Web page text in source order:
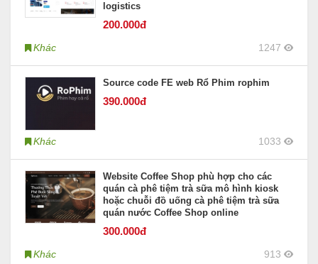
logistics
200.000đ
Khác 1247
Source code FE web Rổ Phim rophim
390.000đ
Khác 1033
Website Coffee Shop phù hợp cho các
quán cà phê tiệm trà sữa mô hình kiosk
hoặc chuỗi đồ uống cà phê tiệm trà sữa
quán nước Coffee Shop online
300.000đ
Khác 913